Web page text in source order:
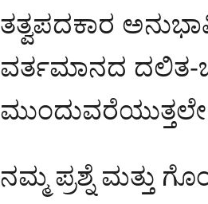
ತತ್ವಪದಕಾರ
ವರ್ತಮಾನದ ದಲಿತ-
ನಮ್ಮ ಪ್ರಶ್ನೆ ಮತ್ತು